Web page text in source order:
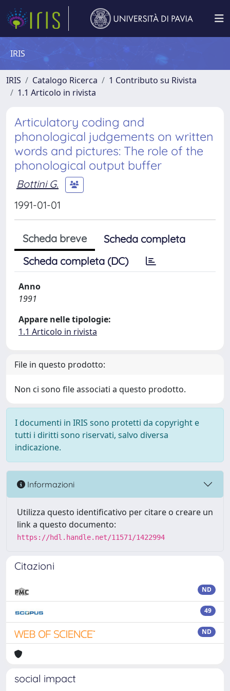
IRIS
IRIS Catalogo Ricerca
1 Contributo su Rivista
1.1 Articolo in rivista
Articulatory coding and
phonological judgements on written
words and pictures: The role of the
phonological output buffer
Bottini G.
1991-01-01
Scheda breve
Scheda completa
Scheda completa (DC)
Anno
1991
Appare nelle tipologie:
1.1 Articolo in rivista
File in questo prodotto:
Non ci sono file associati a questo prodotto.
I documenti in IRIS sono protetti da copyright e
tutti i diritti sono riservati, salvo diversa
indicazione.
Informazioni
Utilizza questo identificativo per citare o creare un
link a questo documento:
https://hdl.handle.net/11571/1422994
Citazioni
ND
49
ND
social impact